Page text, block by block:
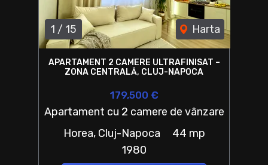
1 / 15 Harta
APARTAMENT 2 CAMERE ULTRAFINISAT –
ZONA CENTRALĂ, CLUJ-NAPOCA
179,500 €
Apartament cu 2 camere de vânzare
Horea, Cluj-Napoca
44 mp
1980